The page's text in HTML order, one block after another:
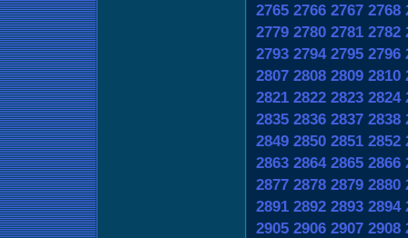
2765 2766 2767 2768
2779 2780 2781 2782
2793 2794 2795 2796
2807 2808 2809 2810
2821 2822 2823 2824
2835 2836 2837 2838
2849 2850 2851 2852
2863 2864 2865 2866
2877 2878 2879 2880
2891 2892 2893 2894
2905 2906 2907 2908